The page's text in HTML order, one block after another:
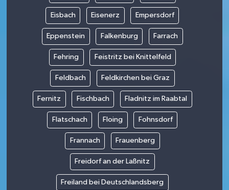
Eisbach Eisenerz Empersdorf
Eppenstein Falkenburg Farrach
Fehring Feistritz bei Knittelfeld
Feldbach Feldkirchen bei Graz
Fernitz Fischbach Fladnitz im Raabtal
Flatschach Floing Fohnsdorf
Frannach Frauenberg
Freidorf an der Laßnitz
Freiland bei Deutschlandsberg